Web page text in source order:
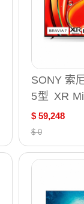
SONY 索
5型 XR
DR
示器 /台
$ 59,248
$ 0